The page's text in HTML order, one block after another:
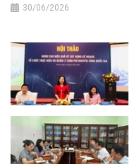
30/06/2026